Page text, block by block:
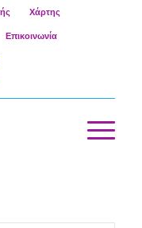
Χάρτης
Επικοινωνία